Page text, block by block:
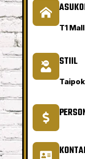
T1
STIIL